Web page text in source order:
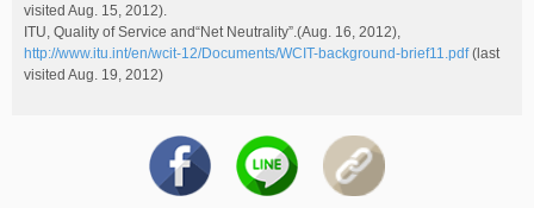
visited Aug. 15, 2012).
ITU, Quality of Service and“Net Neutrality”.(Aug. 16, 2012),
http://www.itu.int/en/wcit-12/Documents/WCIT-background-brief11.pdf(last
visited Aug. 19, 2012)